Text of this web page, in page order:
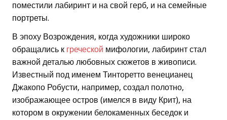
поместили лабиринт и на свой герб, и на семейные
портреты.
В эпоху Возрождения, когда художники широко
обращались к греческой мифологии, лабиринт стал
важной деталью любовных сюжетов в живописи.
Известный под именем Тинторетто венецианец
Джакопо Робусти, например, создал полотно,
изображающее остров (имелся в виду Крит), на
котором в окружении белокаменных беседок и